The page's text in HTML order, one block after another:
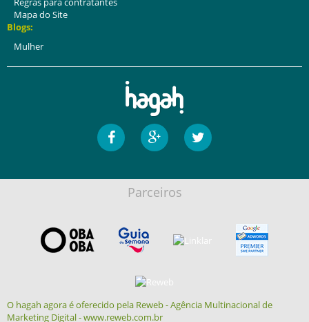
Mapa do Site
Blogs:
Mulher
Parceiros
O hagah agora é oferecido pela Reweb - Agência Multinacional de
Marketing Digital - www.reweb.com.br